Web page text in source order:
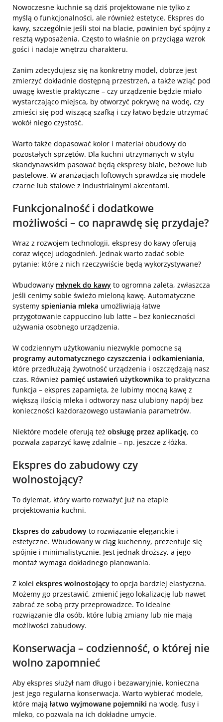
Nowoczesne kuchnie są dziś projektowane nie tylko z
myślą o funkcjonalności, ale również estetyce. Ekspres do
kawy, szczególnie jeśli stoi na blacie, powinien być spójny z
resztą wyposażenia. Często to właśnie on przyciąga wzrok
gości i nadaje wnętrzu charakteru.
Zanim zdecydujesz się na konkretny model, dobrze jest
zmierzyć dokładnie dostępną przestrzeń, a także wziąć pod
uwagę kwestie praktyczne – czy urządzenie będzie miało
wystarczająco miejsca, by otworzyć pokrywę na wodę, czy
zmieści się pod wiszącą szafką i czy łatwo będzie utrzymać
wokół niego czystość.
Warto także dopasować kolor i materiał obudowy do
pozostałych sprzętów. Dla kuchni utrzymanych w stylu
skandynawskim pasować będą ekspresy białe, beżowe lub
pastelowe. W aranżacjach loftowych sprawdzą się modele
czarne lub stalowe z industrialnymi akcentami.
Funkcjonalność i dodatkowe
możliwości – co naprawdę się przydaje?
Wraz z rozwojem technologii, ekspresy do kawy oferują
coraz więcej udogodnień. Jednak warto zadać sobie
pytanie: które z nich rzeczywiście będą wykorzystywane?
Wbudowany młynek do kawy to ogromna zaleta, zwłaszcza
jeśli cenimy sobie świeżo mieloną kawę. Automatyczne
systemy spieniania mleka umożliwiają łatwe
przygotowanie cappuccino lub latte – bez konieczności
używania osobnego urządzenia.
W codziennym użytkowaniu niezwykle pomocne są
programy automatycznego czyszczenia i odkamieniania,
które przedłużają żywotność urządzenia i oszczędzają nasz
czas. Również pamięć ustawień użytkownika to praktyczna
funkcja – ekspres zapamięta, że lubimy mocną kawę z
większą ilością mleka i odtworzy nasz ulubiony napój bez
konieczności każdorazowego ustawiania parametrów.
Niektóre modele oferują też obsługę przez aplikację, co
pozwala zaparzyć kawę zdalnie – np. jeszcze z łóżka.
Ekspres do zabudowy czy
wolnostojący?
To dylemat, który warto rozważyć już na etapie
projektowania kuchni.
Ekspres do zabudowy to rozwiązanie eleganckie i
estetyczne. Wbudowany w ciąg kuchenny, prezentuje się
spójnie i minimalistycznie. Jest jednak droższy, a jego
montaż wymaga dokładnego planowania.
Z kolei ekspres wolnostojący to opcja bardziej elastyczna.
Możemy go przestawić, zmienić jego lokalizację lub nawet
zabrać ze sobą przy przeprowadzce. To idealne
rozwiązanie dla osób, które lubią zmiany lub nie mają
możliwości zabudowy.
Konserwacja – codzienność, o której nie
wolno zapomnieć
Aby ekspres służył nam długo i bezawaryjnie, konieczna
jest jego regularna konserwacja. Warto wybierać modele,
które mają łatwo wyjmowane pojemniki na wodę, fusy i
mleko, co pozwala na ich dokładne umycie.